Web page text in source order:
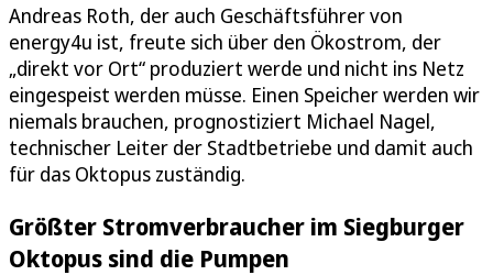
Andreas Roth, der auch Geschäftsführer von
energy4u ist, freute sich über den Ökostrom, der
„direkt vor Ort“ produziert werde und nicht ins Netz
eingespeist werden müsse. Einen Speicher werden wir
niemals brauchen, prognostiziert Michael Nagel,
technischer Leiter der Stadtbetriebe und damit auch
für das Oktopus zuständig.
Größter Stromverbraucher im Siegburger
Oktopus sind die Pumpen